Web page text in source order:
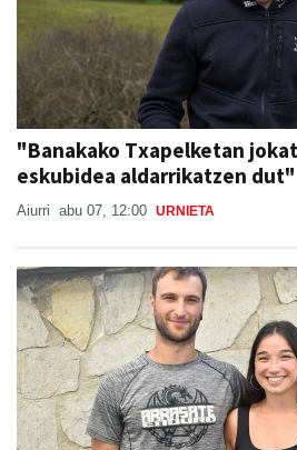
"Banakako Txapelketan
eskubidea aldarrikatzen dut"
Aiurri abu 07, 12:00 URNIETA